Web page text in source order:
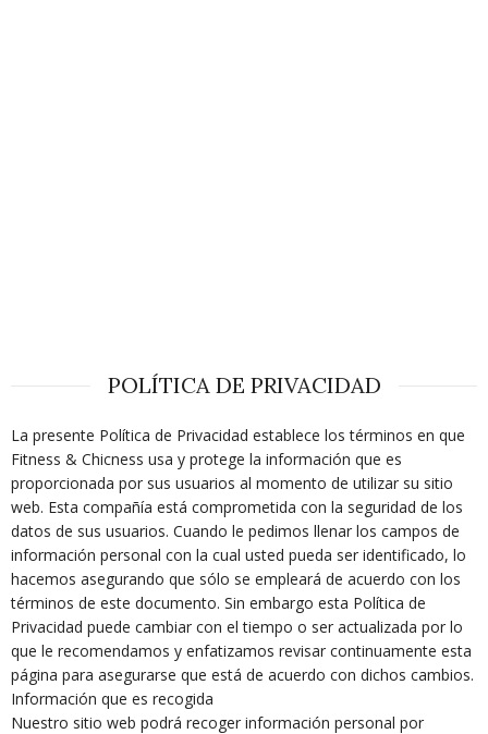
POLÍTICA DE PRIVACIDAD
La presente Política de Privacidad establece los términos en que
Fitness & Chicness usa y protege la información que es
proporcionada por sus usuarios al momento de utilizar su sitio
web. Esta compañía está comprometida con la seguridad de los
datos de sus usuarios. Cuando le pedimos llenar los campos de
información personal con la cual usted pueda ser identificado, lo
hacemos asegurando que sólo se empleará de acuerdo con los
términos de este documento. Sin embargo esta Política de
Privacidad puede cambiar con el tiempo o ser actualizada por lo
que le recomendamos y enfatizamos revisar continuamente esta
página para asegurarse que está de acuerdo con dichos cambios.
Información que es recogida
Nuestro sitio web podrá recoger información personal por